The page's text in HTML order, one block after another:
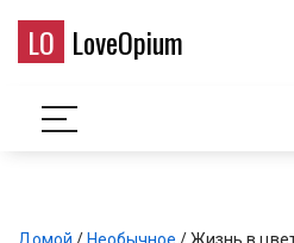
LO LoveOpium